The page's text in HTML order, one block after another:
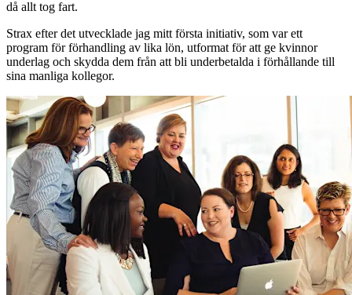
då allt tog fart.
Strax efter det utvecklade jag mitt första initiativ, som var ett
program för förhandling av lika lön, utformat för att ge kvinnor
underlag och skydda dem från att bli underbetalda i förhållande till
sina manliga kollegor.